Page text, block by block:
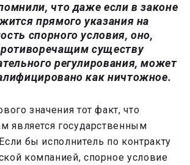
что даже если в законе
прямого указания на
спорного условия, оно,
существу
регулирования, может
как ничтожное.
значения тот факт, что
является государственным
бы исполнитель по контракту
компанией, спорное условие